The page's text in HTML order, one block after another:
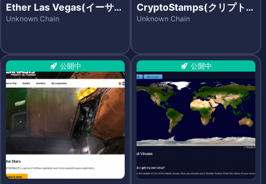
Ether Las Vegas(イーサラ
スベガス)
Unknown Chain
CryptoStamps(クリプトス
タンプス)
Unknown Chain
公開中 公開中